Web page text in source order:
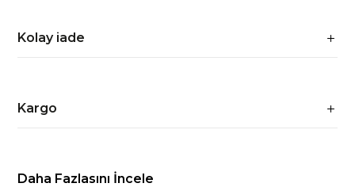
Kolay iade
Kargo
Daha Fazlasını İncele